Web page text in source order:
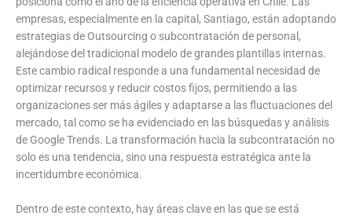
empresas, especialmente en la capital, Santiago, están adoptando
estrategias de Outsourcing o subcontratación de personal,
alejándose del tradicional modelo de grandes plantillas internas.
Este cambio radical responde a una fundamental necesidad de
optimizar recursos y reducir costos fijos, permitiendo a las
organizaciones ser más ágiles y adaptarse a las fluctuaciones del
mercado, tal como se ha evidenciado en las búsquedas y análisis
de Google Trends. La transformación hacia la subcontratación no
solo es una tendencia, sino una respuesta estratégica ante la
incertidumbre económica.
Dentro de este contexto, hay áreas clave en las que se está